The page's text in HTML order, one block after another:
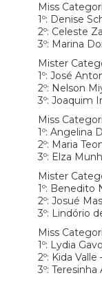
Miss
1º: Denise
2º: Celeste
3º: Marina
Mister
1º: José
2º: Nelson
3º: Joaquim
Miss
1º: Angelina
2º: Maria
3º: Elza
Mister
1º: Benedito
2º: Josué
3º: Lindório
Miss
1º: Lydia
2º: Kida
3º: